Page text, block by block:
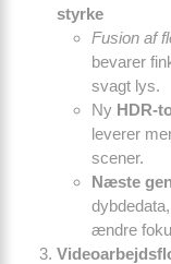
styrke
Fusion af
bevarer
svagt lys.
Ny HDR-
leverer
scener.
Næste
ændre